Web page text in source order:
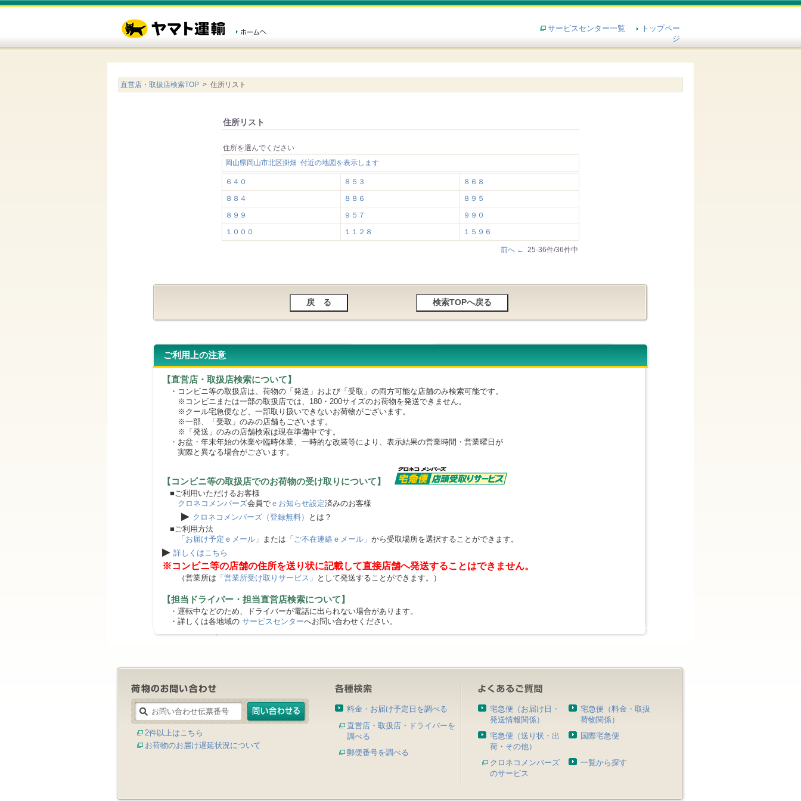
サービスセンター一覧
トップペー
ジ
直営店・取扱店検索TOP > 住所リスト
住所リスト
住所を選んでください
岡山県岡山市北区掛畑 付近の地図を表示します
６４０ ８５３
８６８
８８４
８８６
８９５
８９９
９５７
９９０
１０００
１１２８ １５９６
前へ ← 25-36件/36件中
ご利用上の注意
【直営店・取扱店検索について】
・コンビニ等の取扱店は、荷物の「発送」および「受取」の両方可能な店舗のみ検索可能です。
※コンビニまたは一部の取扱店では、180・200サイズのお荷物を発送できません。
※クール宅急便など、一部取り扱いできないお荷物がございます。
※一部、「受取」のみの店舗もございます。
※「発送」のみの店舗検索は現在準備中です。
・お盆・年末年始の休業や臨時休業、一時的な改装等により、表示結果の営業時間・営業曜日が
実際と異なる場合がございます。
【コンビニ等の取扱店でのお荷物の受け取りについて】
■ご利用いただけるお客様
クロネコメンバーズ会員で ｅお知らせ設定済みのお客様
▶ クロネコメンバーズ（登録無料）
とは？
■ご利用方法
「お届け予定ｅメール」 または 「ご不在連絡ｅメール」 から受取場所を選択することができます。
▶ 詳しくはこちら
※コンビニ等の店舗の住所を送り状に記載して直接店舗へ発送することはできません。
（営業所は 「営業所受け取りサービス」 として発送することができます。）
【担当ドライバー・担当直営店検索について】
・運転中などのため、ドライバーが電話に出られない場合があります。
・詳しくは各地域の サービスセンターへお問い合わせください。
2件以上はこちら
お荷物のお届け遅延状況について
料金・お届け予定日を調べる
直営店・取扱店・ドライバーを
調べる
郵便番号を調べる
宅急便（お届け日・
発送情報関係）
宅急便（料金・取扱
荷物関係）
宅急便（送り状・出
荷・その他）
国際宅急便
クロネコメンバーズ
のサービス
一覧から探す